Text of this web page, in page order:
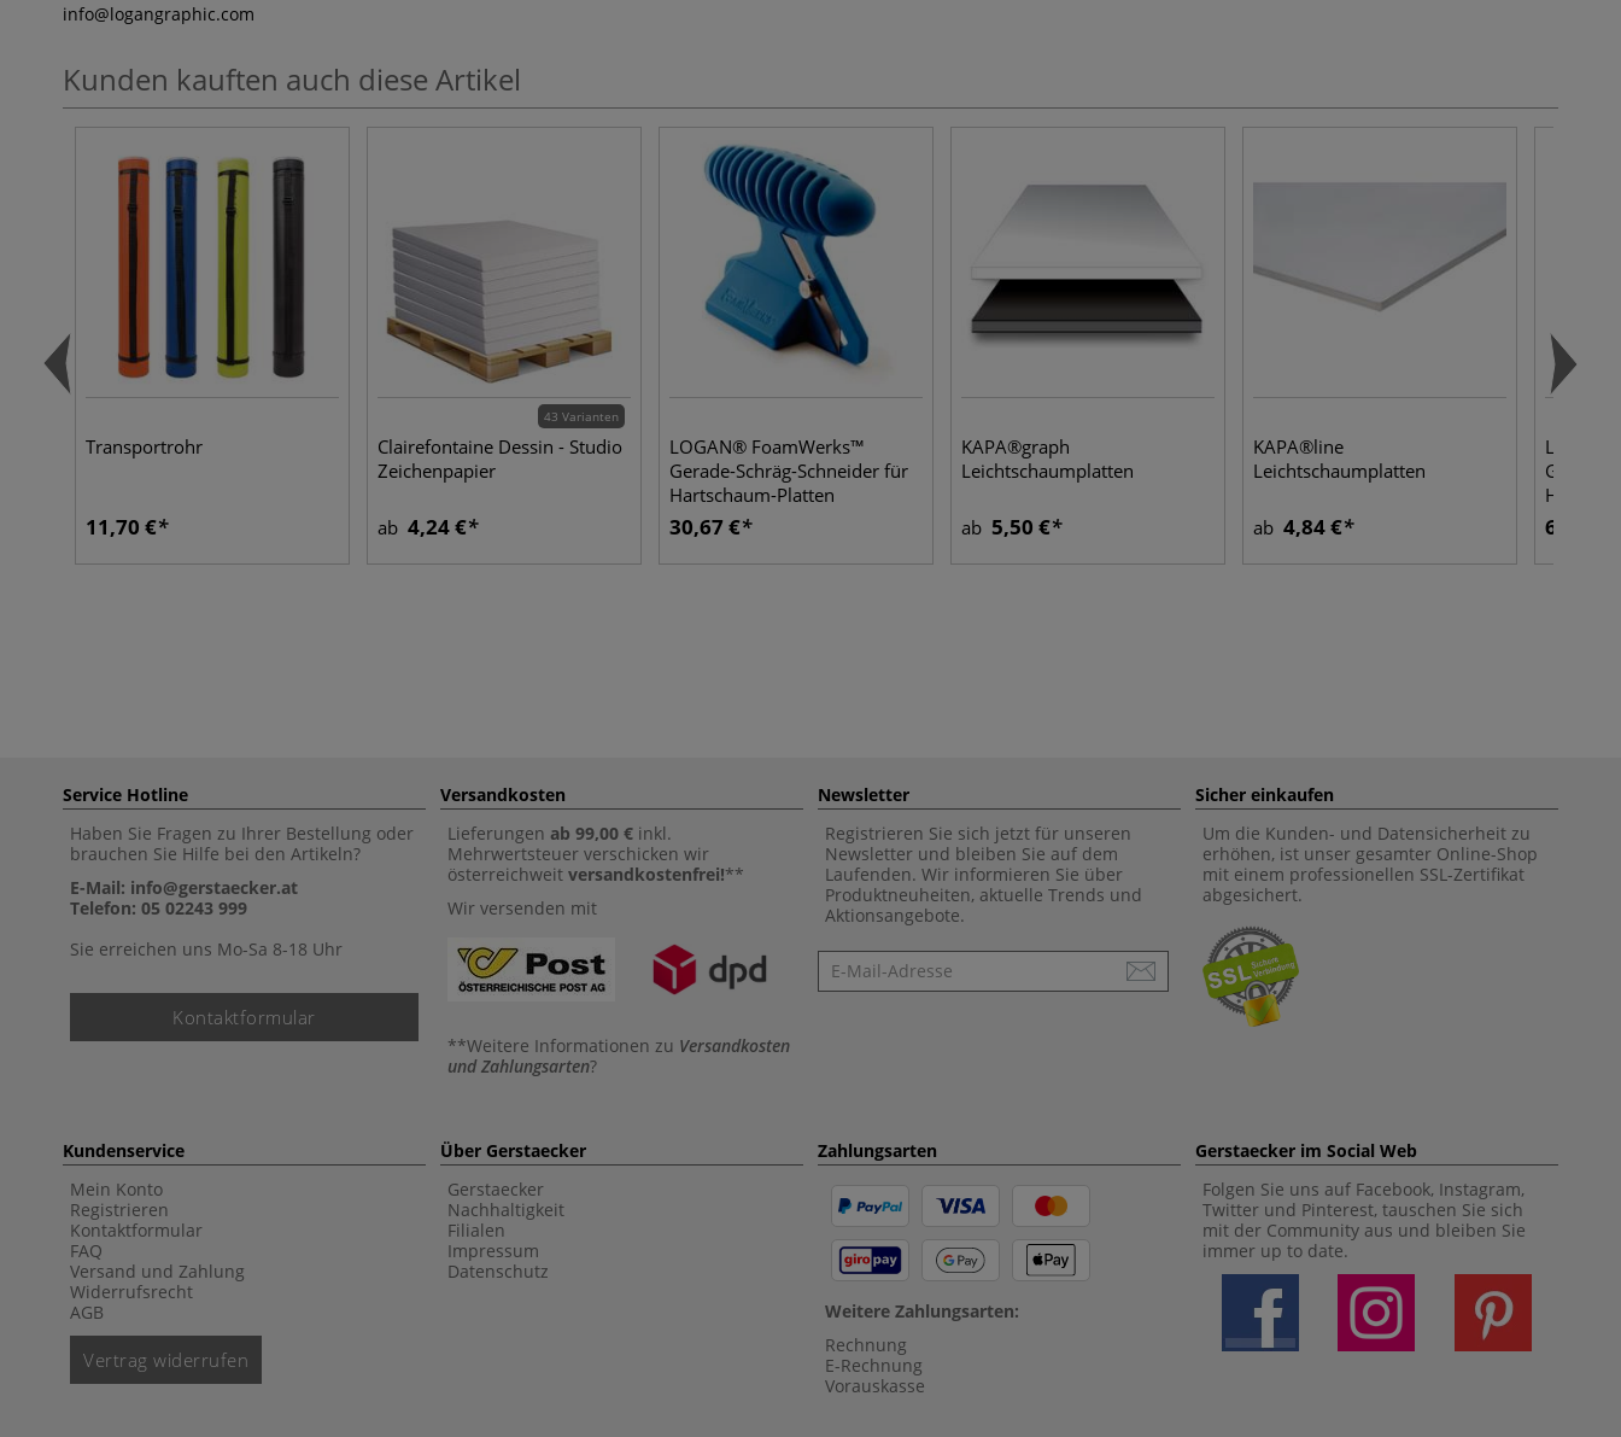
info@logangraphic.com
Kunden kauften auch diese Artikel
Transportrohr
11,70 €
43 Varianten
Clairefontaine Dessin - Studio
Zeichenpapier
ab 4,24 €
LOGAN® FoamWerks™
Gerade-Schräg-Schneider für
Hartschaum-Platten
30,67 €
KAPA®graph
Leichtschaumplatten
ab 5,50 €
KAPA®line
Leichtschaumplatten
ab 4,84 € 68,72 €
Service Hotline
Haben Sie Fragen zu Ihrer Bestellung oder
brauchen Sie Hilfe bei den Artikeln?
E-Mail: info@gerstaecker.at
Telefon: 05 02243 999
Sie erreichen uns Mo-Sa 8-18 Uhr
Kontaktformular
Versandkosten
Lieferungen ab 99,00 € inkl.
Mehrwertsteuer verschicken wir
österreichweit versandkostenfrei!**
Wir versenden mit
**Weitere Informationen zu Versandkosten
und Zahlungsarten?
Newsletter
Registrieren Sie sich jetzt für unseren
Newsletter und bleiben Sie auf dem
Laufenden. Wir informieren Sie über
Produktneuheiten, aktuelle Trends und
Aktionsangebote.
Newsletter
Sicher einkaufen
Um die Kunden- und Datensicherheit zu
erhöhen, ist unser gesamter Online-Shop
mit einem professionellen SSL-Zertifikat
abgesichert.
Kundenservice
Mein Konto
Registrieren
Kontaktformular
FAQ
Versand und Zahlung
Widerrufsrecht
AGB
Vertrag widerrufen
Über Gerstaecker
Gerstaecker
Nachhaltigkeit
Filialen
Impressum
Datenschutz
Zahlungsarten
Weitere Zahlungsarten:
Rechnung
E-Rechnung
Vorauskasse
Gerstaecker im Social Web
Folgen Sie uns auf Facebook, Instagram,
Twitter und Pinterest, tauschen Sie sich
mit der Community aus und bleiben Sie
immer up to date.